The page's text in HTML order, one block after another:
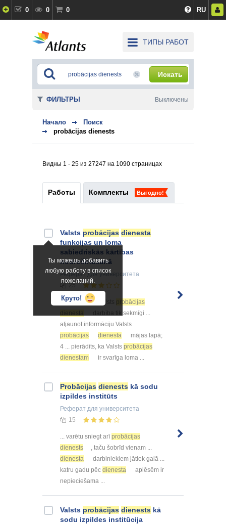
0 0 0 RU
ТИПЫ РАБОТ
Искать
Начало
Поиск
probācijas dienests
Видны 1 - 25 из 27247 на 1090 страницах
Работы Комплекты Выгодно!
Ты можешь добавить
любую работу в список
пожеланий.
Круто!
Valsts probācijas dienesta
funkcijas un loma
sabiedriskās kārtības
nodrošināšanā
Реферат для университета
... arī turpmāk Valsts probācijas
dienesta
darbība tik sekmīgi ...
atjaunot informāciju Valsts
probācijas
dienesta
mājas lapā;
4 ... pierādīts, ka Valsts probācijas
dienestam
ir svarīga loma ...
Probācijas dienests kā sodu
izpildes institūts
Реферат для университета
15
... varētu sniegt arīprobācijas
dienests
, taču šobrīd vienam ...
dienesta
darbiniekiem jātiek galā ...
katru gadu pēc dienesta
aplēsēm ir
nepieciešama ...
Valsts probācijas dienests kā
sodu izpildes institūcija
ФИЛЬТРЫ Выключены